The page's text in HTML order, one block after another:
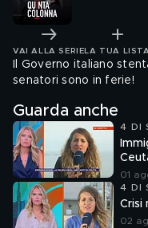
VAI ALLA SERIE LA TUA LISTA
Il Governo italiano
senatori sono in ferie!
Guarda anche
4 DI
01
4 DI
Crisi
02